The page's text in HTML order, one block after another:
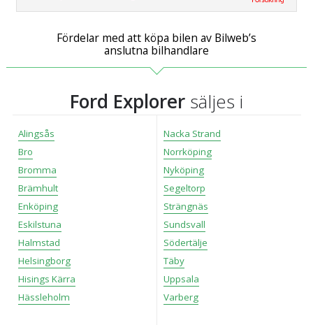
Fördelar med att köpa bilen av Bilweb’s
anslutna bilhandlare
Ford Explorer säljes i
Alingsås
Bro
Bromma
Brämhult
Enköping
Eskilstuna
Halmstad
Helsingborg
Hisings Kärra
Hässleholm
Nacka Strand
Norrköping
Nyköping
Segeltorp
Strängnäs
Sundsvall
Södertälje
Täby
Uppsala
Varberg